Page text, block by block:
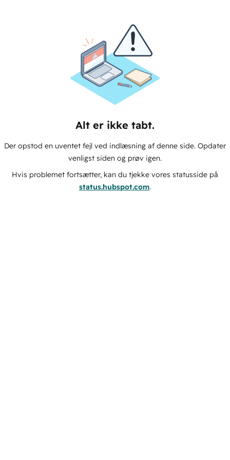
Alt er ikke tabt.
Der opstod en uventet fejl ved indlæsning af denne side. Opdater
venligst siden og prøv igen.
Hvis problemet fortsætter, kan du tjekke vores statusside på
status.hubspot.com.